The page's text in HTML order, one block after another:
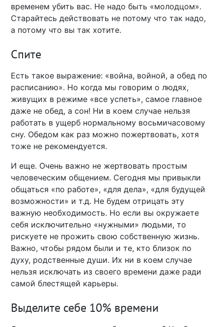
временем убить вас. Не надо быть «молодцом».
Старайтесь действовать не потому что так надо,
а потому что вы так хотите.
Спите
Есть такое выражение: «война, войной, а обед по
расписанию». Но когда мы говорим о людях,
живущих в режиме «все успеть», самое главное
даже не обед, а сон! Ни в коем случае нельзя
работать в ущерб нормальному восьмичасовому
сну. Обедом как раз можно пожертвовать, хотя
тоже не рекомендуется.
И еще. Очень важно не жертвовать простым
человеческим общением. Сегодня мы привыкли
общаться «по работе», «для дела», «для будущей
возможности» и т.д. Не будем отрицать эту
важную необходимость. Но если вы окружаете
себя исключительно «нужными» людьми, то
рискуете не прожить свою собственную жизнь.
Важно, чтобы рядом были и те, кто близок по
духу, родственные души. Их ни в коем случае
нельзя исключать из своего времени даже ради
самой блестящей карьеры.
Выделите себе 10% времени